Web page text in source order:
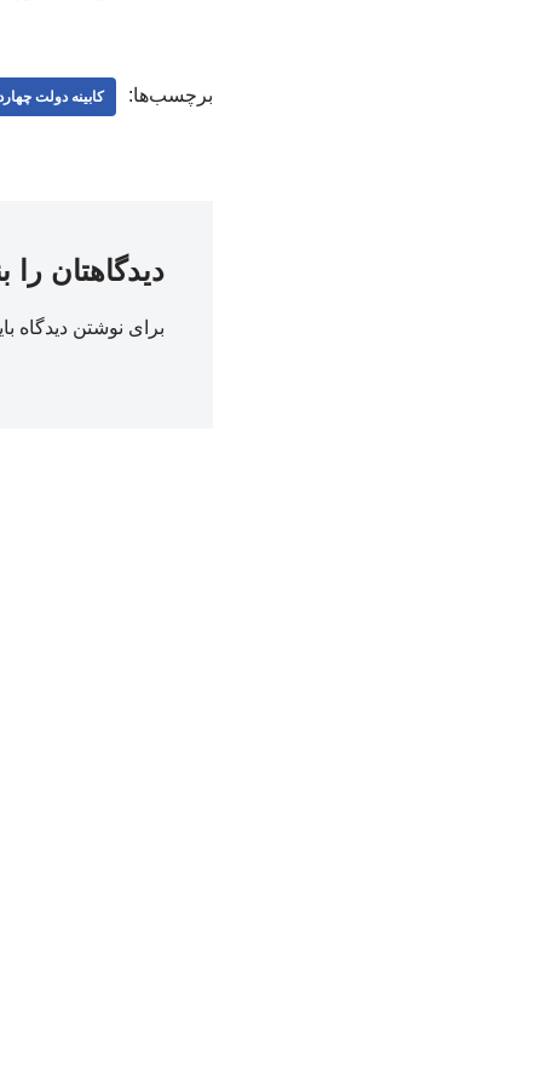
برچسب‌ها: کابینه دولت
دیدگاهتان را
برای نوشتن دیدگاه